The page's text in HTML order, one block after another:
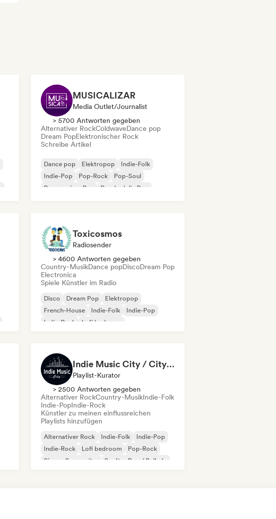
MUSICALIZAR
Media Outlet/Journalist
> 5700 Antworten gegeben
Alternativer RockColdwaveDance pop
Dream PopElektronischer Rock
Schreibe Artikel
Dance pop Elektropop
Indie-Folk
Indie-Pop
Pop-Rock
Pop-Soul
Progressiver Pop
Psychedelic Pop
Toxicosmos
Radiosender
> 4600 Antworten gegeben
Country-MusikDance popDiscoDream Pop
Electronica
Spiele Künstler im Radio
Disco Dream Pop
Elektropop
French-House
Indie-Folk
Indie-Pop
Indie-Rock
Lofi bedroom
Indie Music City / City of Melodies
Playlist-Kurator
> 2500 Antworten gegeben
Alternativer RockCountry-MusikIndie-Folk
Indie-PopIndie-Rock
Künstler zu meinen einflussreichen
Playlists hinzufügen
Alternativer Rock Indie-Folk
Indie-Pop
Indie-Rock
Lofi bedroom
Pop-Rock
Singer-Songwriter
Sanfter Pop / Ballade